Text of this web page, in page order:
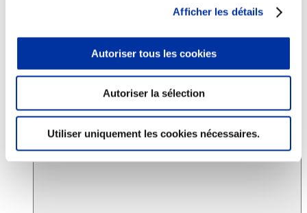
Afficher les détails
Autoriser tous les cookies
Autoriser la sélection
Utiliser uniquement les cookies nécessaires.
Consommation
Sécurité sanitaire
Viandes et santé
Info-veille scientifique
Sources d’information